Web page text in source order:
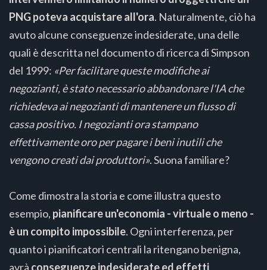
PNG poteva acquistare all'ora. Naturalmente, ciò ha
avuto alcune conseguenze indesiderate, una delle
quali è descritta nel documento di ricerca di Simpson
del 1999: «Per facilitare queste modifiche ai
negozianti, è stato necessario abbandonare l'IA che
richiedeva ai negozianti di mantenere un flusso di
cassa positivo. I negozianti ora stampano
effettivamente oro per pagare i beni inutili che
vengono creati dai produttori». Suona familiare?
Come dimostra la storia e come illustra questo
esempio, pianificare un'economia - virtuale o meno -
è un compito impossibile. Ogni interferenza, per
quanto i pianificatori centrali la ritengano benigna,
avrà conseguenze indesiderate ed effetti